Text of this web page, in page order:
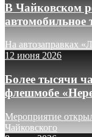
В Чайковском
автомобильное
На автозаправках
12 июня 2026
Более тысячи
флешмобе
Мероприятие
Чайковского